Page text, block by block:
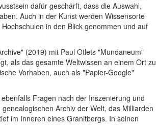
dafür geschärft, dass die Auswahl,
Auch in der Kunst werden Wissensorte
in den Blick genommen und auf
(2019) mit Paul Otlets "Mundaneum"
als das gesamte Weltwissen an einem Ort zu
Vorhaben, auch als "Papier-Google"
Fragen nach der Inszenierung und
Archiv der Welt, das Milliarden
im Inneren eines Granitbergs. In seinen